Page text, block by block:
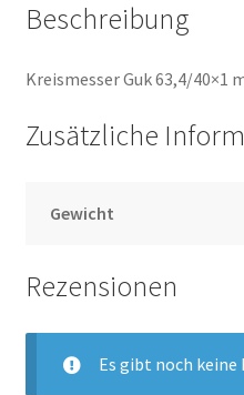
Beschreibung
Kreismesser Guk 63,4/40×1
Zusätzliche
Gewicht
Rezensionen
Es gibt noch keine